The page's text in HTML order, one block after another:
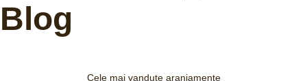
Blog
Cele mai vandute aranjamente